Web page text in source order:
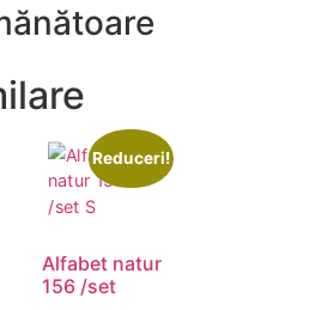
Reduceri!
Alfabet natur
156 /set